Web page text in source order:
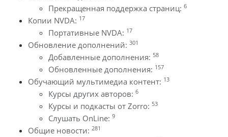
Прекращенная поддержка страниц: 6
Копии NVDA: 17
Портативные NVDA: 17
Обновление дополнений: 301
Добавленные дополнения: 58
Обновленные дополнения: 157
Обучающий мультимедиа контент: 13
Курсы других авторов: 6
Курсы и подкасты от Zorro: 53
Слушать OnLine: 9
Общие новости: 281